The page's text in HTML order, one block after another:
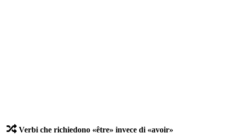
Verbi che richiedono «être» invece di «avoir»